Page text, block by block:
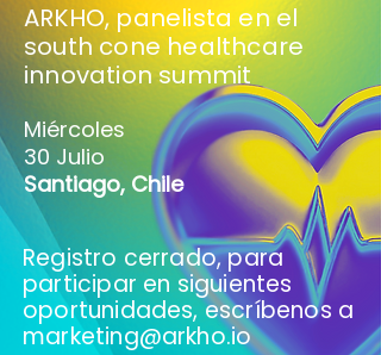
Miércoles
30 Julio
Santiago, Chile
ARKHO, panelista en el
south cone healthcare
innovation summit
Registro cerrado, para
participar en siguientes
oportunidades, escríbenos a
marketing@arkho.io